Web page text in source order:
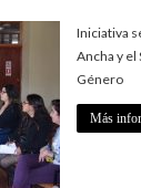
Iniciativa
Ancha y el
Género
Más